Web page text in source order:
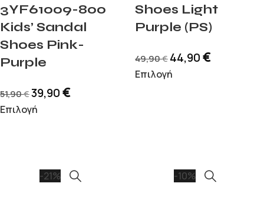
3YF61009-800
Kids’ Sandal
Shoes Pink-
Purple
51,90€39,90€
Επιλογή
Shoes Light
Purple (PS)
49,90€ 44,90€
Επιλογή
-21% -10%